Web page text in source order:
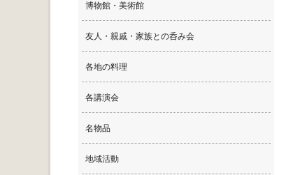
博物館・美術館
友人・親戚・家族との呑み会
各地の料理
各講演会
名物品
地域活動